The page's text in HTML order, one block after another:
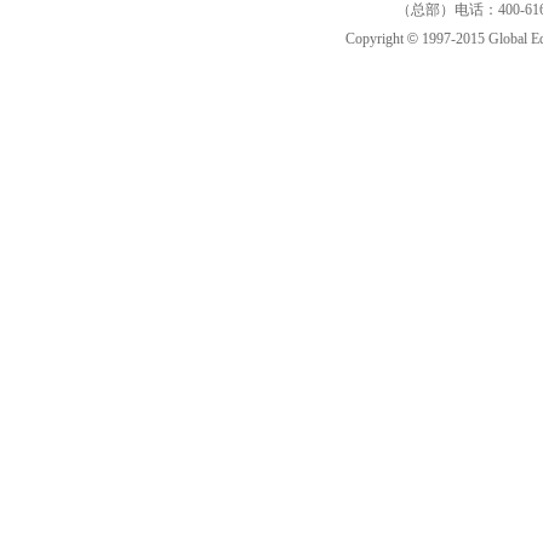
（总部）电话：
Copyright ©1997-2015 Global